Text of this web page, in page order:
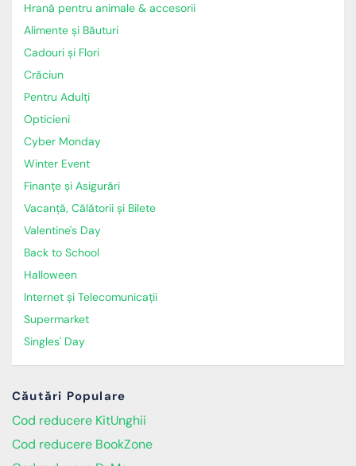
Hrană pentru animale & accesorii
Alimente și Băuturi
Cadouri și Flori
Crăciun
Pentru Adulți
Opticieni
Cyber Monday
Winter Event
Finanțe și Asigurări
Vacanță, Călătorii și Bilete
Valentine's Day
Back to School
Halloween
Internet și Telecomunicații
Supermarket
Singles' Day
Căutări Populare
Cod reducere KitUnghii
Cod reducere BookZone